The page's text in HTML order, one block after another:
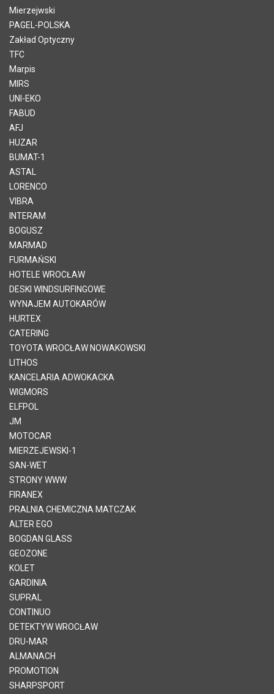
Mierzejwski
PAGEL-POLSKA
Zakład Optyczny
TFC
Marpis
MIRS
UNI-EKO
FABUD
AFJ
HUZAR
BUMAT-1
ASTAL
LORENCO
VIBRA
INTERAM
BOGUSZ
MARMAD
FURMAŃSKI
HOTELE WROCŁAW
DESKI WINDSURFINGOWE
WYNAJEM AUTOKARÓW
HURTEX
CATERING
TOYOTA WROCŁAW NOWAKOWSKI
LITHOS
KANCELARIA ADWOKACKA
WIGMORS
ELFPOL
JM
MOTOCAR
MIERZEJEWSKI-1
SAN-WET
STRONY WWW
FIRANEX
PRALNIA CHEMICZNA MATCZAK
ALTER EGO
BOGDAN GLASS
GEOZONE
KOLET
GARDINIA
SUPRAL
CONTINUO
DETEKTYW WROCŁAW
DRU-MAR
ALMANACH
PROMOTION
SHARPSPORT